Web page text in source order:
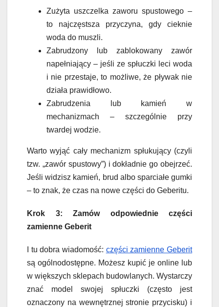
Zużyta uszczelka zaworu spustowego –
to najczęstsza przyczyna, gdy cieknie
woda do muszli.
Zabrudzony lub zablokowany zawór
napełniający – jeśli ze spłuczki leci woda
i nie przestaje, to możliwe, że pływak nie
działa prawidłowo.
Zabrudzenia lub kamień w
mechanizmach – szczególnie przy
twardej wodzie.
Warto wyjąć cały mechanizm spłukujący (czyli
tzw. „zawór spustowy”) i dokładnie go obejrzeć.
Jeśli widzisz kamień, brud albo sparciałe gumki
– to znak, że czas na nowe części do Geberitu.
Krok 3: Zamów odpowiednie części
zamienne Geberit
I tu dobra wiadomość: części zamienne Geberit
są ogólnodostępne. Możesz kupić je online lub
w większych sklepach budowlanych. Wystarczy
znać model swojej spłuczki (często jest
oznaczony na wewnętrznej stronie przycisku) i